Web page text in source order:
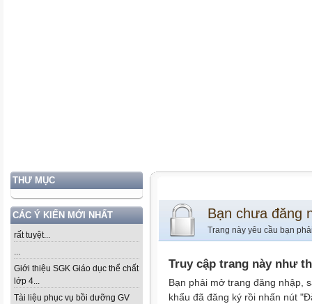
THƯ MỤC
CÁC Ý KIẾN MỚI NHẤT
rất tuyệt...
...
Giới thiệu SGK Giáo dục thể chất
lớp 4...
Tài liệu phục vụ bồi dưỡng GV
Bạn chưa đăng
Trang này yêu cầu bạn
Truy cập trang này như
Bạn phải mở trang đăng nhập,
khẩu đã đăng ký rồi nhấn nút